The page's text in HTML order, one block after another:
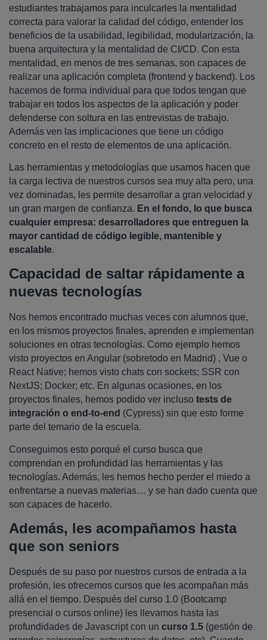
estudiantes trabajamos para inculcarles la mentalidad
correcta para valorar la calidad del código, entender los
beneficios de la usabilidad, legibilidad, modularización, la
buena arquitectura y la mentalidad de CI/CD. Con esta
mentalidad, en menos de tres semanas, son capaces de
realizar una aplicación completa (frontend y backend). Los
hacemos de forma individual para que todos tengan que
trabajar en todos los aspectos de la aplicación y poder
defenderse con soltura en las entrevistas de trabajo.
Además ven las implicaciones que tiene un código
concreto en el resto de elementos de una aplicación.
Las herramientas y metodologías que usamos hacen que
la carga lectiva de nuestros cursos sea muy alta pero, una
vez dominadas, les permite desarrollar a gran velocidad y
un gran margen de confianza. En el fondo, lo que busca
cualquier empresa: desarrolladores que entreguen la
mayor cantidad de código legible, mantenible y
escalable.
Capacidad de saltar rápidamente a
nuevas tecnologías
Nos hemos encontrado muchas veces con alumnos que,
en los mismos proyectos finales, aprenden e implementan
soluciones en otras tecnologías. Como ejemplo hemos
visto proyectos en Angular (sobretodo en Madrid) , Vue o
React Native; hemos visto chats con sockets; SSR con
NextJS; Docker; etc. En algunas ocasiones, en los
proyectos finales, hemos podido ver incluso tests de
integración o end-to-end (Cypress) sin que esto forme
parte del temario de la escuela.
Conseguimos esto porqué el curso busca que
comprendan en profundidad las herramientas y las
tecnologías. Además, les hemos hecho perder el miedo a
enfrentarse a nuevas materias… y se han dado cuenta que
son capaces de hacerlo.
Además, les acompañamos hasta
que son seniors
Después de su paso por nuestros cursos de entrada a la
profesión, les ofrecemos cursos que les acompañan más
allá en el tiempo. Después del curso 1.0 (Bootcamp
presencial o cursos online) les llevamos hasta las
profundidades de Javascript con un curso 1.5 (gestión de